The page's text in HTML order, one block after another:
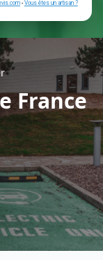
encore
métiers
parViteUnDevis.com-Vous
France